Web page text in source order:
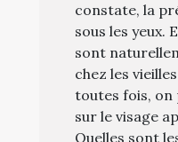
constate, la
sous les yeux.
sont
chez les
toutes fois, on
sur le visage
Quelles sont